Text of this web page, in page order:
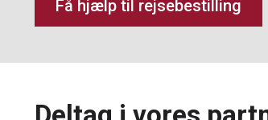
Få hjælp til rejsebestilling